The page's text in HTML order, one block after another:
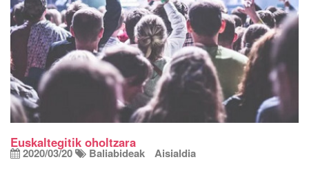
Euskaltegitik oholtzara
2020/03/20 Baliabideak Aisialdia